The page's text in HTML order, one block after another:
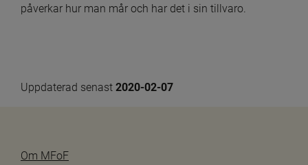
påverkar hur man mår och har det i sin tillvaro.
Uppdaterad senast 2020-02-07
Om MFoF